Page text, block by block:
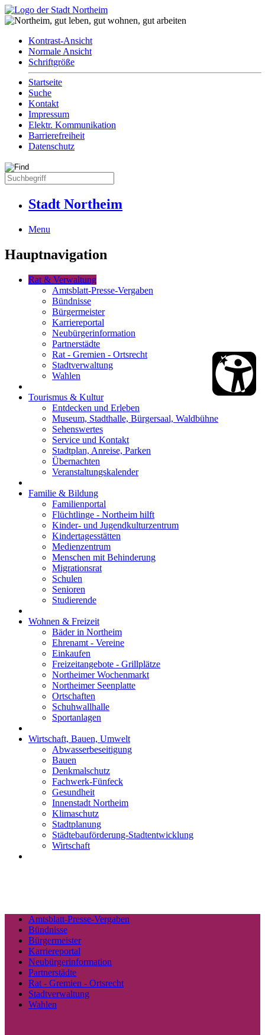
Kontrast-Ansicht
Normale Ansicht
Schriftgröße
Startseite
Suche
Kontakt
Impressum
Elektr. Kommunikation
Barrierefreiheit
Datenschutz
Stadt Northeim
Menu
Hauptnavigation
Rat & Verwaltung
Amtsblatt-Presse-Vergaben
Bündnisse
Bürgermeister
Karriereportal
Neubürgerinformation
Partnerstädte
Rat - Gremien - Ortsrecht
Stadtverwaltung
Wahlen
Tourismus & Kultur
Entdecken und Erleben
Museum, Stadthalle, Bürgersaal, Waldbühne
Sehenswertes
Service und Kontakt
Stadtplan, Anreise, Parken
Übernachten
Veranstaltungskalender
Familie & Bildung
Familienportal
Flüchtlinge - Northeim hilft
Kinder- und Jugendkulturzentrum
Kindertagesstätten
Medienzentrum
Menschen mit Behinderung
Migrationsrat
Schulen
Senioren
Studierende
Wohnen & Freizeit
Bäder in Northeim
Ehrenamt - Vereine
Einkaufen
Freizeitangebote - Grillplätze
Northeimer Wochenmarkt
Northeimer Seenplatte
Ortschaften
Schuhwallhalle
Sportanlagen
Wirtschaft, Bauen, Umwelt
Abwasserbeseitigung
Bauen
Denkmalschutz
Fachwerk-Fünfeck
Gesundheit
Innenstadt Northeim
Klimaschutz
Stadtplanung
Städtebauförderung-Stadtentwicklung
Wirtschaft
Amtsblatt-Presse-Vergaben
Bündnisse
Bürgermeister
Karriereportal
Neubürgerinformation
Partnerstädte
Rat - Gremien - Ortsrecht
Stadtverwaltung
Wahlen